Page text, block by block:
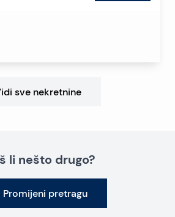
sve nekretnine
li nešto drugo?
Promijeni pretragu